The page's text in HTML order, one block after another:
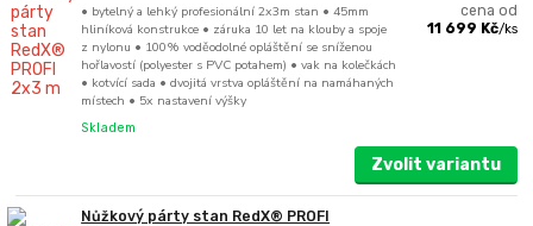
• bytelný a lehký profesionální 2x3m stan • 45mm
hliníková konstrukce • záruka 10 let na klouby a spoje
z nylonu • 100% voděodolné opláštění se sníženou
hořlavostí (polyester s PVC potahem) • vak na kolečkách
• kotvící sada • dvojitá vrstva opláštění na namáhaných
místech • 5x nastavení výšky
cena od
11 699 Kč/ks
Skladem
Zvolit variantu
Nůžkový párty stan RedX® PROFI